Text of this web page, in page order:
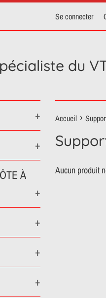
Se connecter
du
+
+
À
+
+
+
+
Accueil ›
Aucun produit